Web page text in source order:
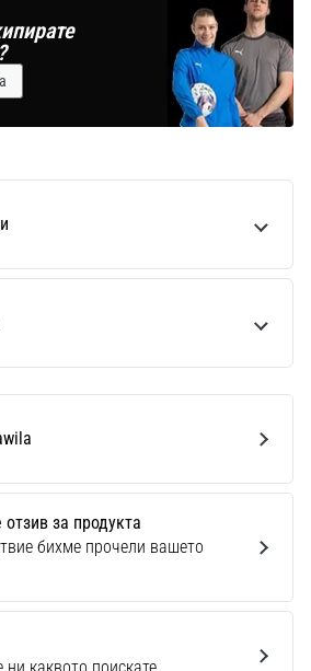
продукта
отзив за продукта
бихме прочели вашето